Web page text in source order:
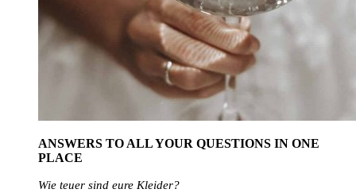
ANSWERS TO ALLYOUR QUESTIONS IN ONE
PLACE
Wie teuer sind eure Kleider?